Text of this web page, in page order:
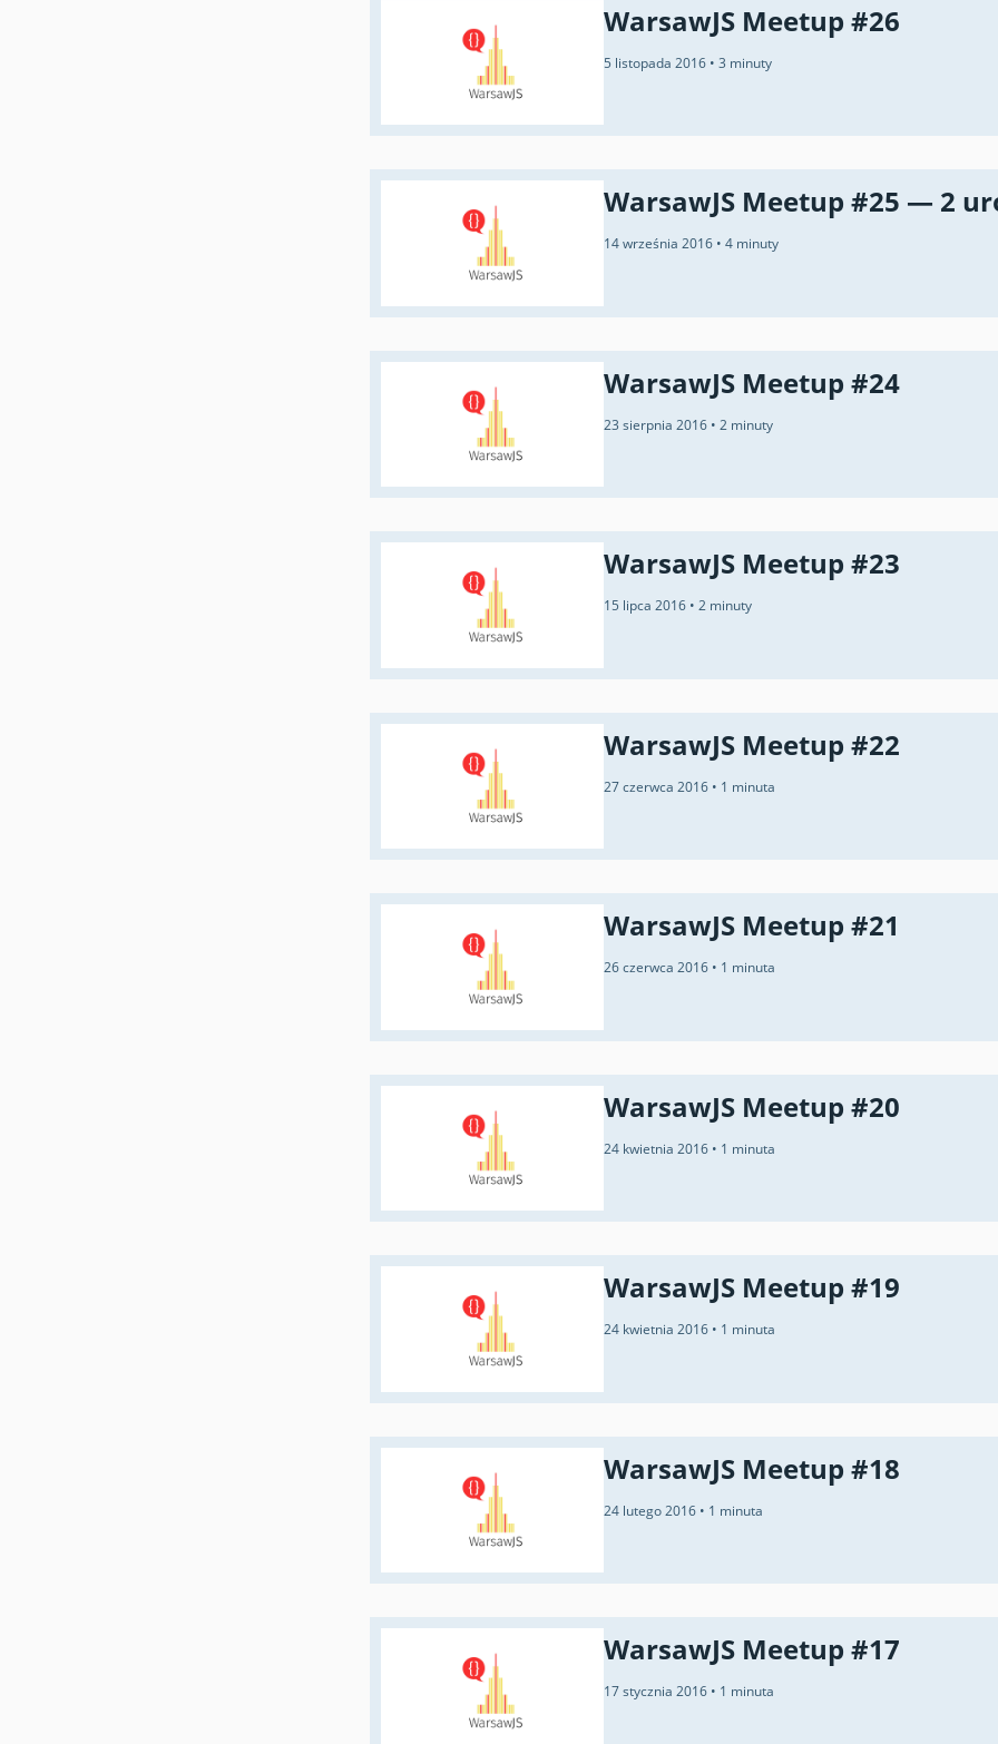
WarsawJS Meetup #26
5 listopada 2016 • 3 minuty
WarsawJS Meetup #25 — 2
14 września 2016 • 4 minuty
WarsawJS Meetup #24
23 sierpnia 2016 • 2 minuty
WarsawJS Meetup #23
15 lipca 2016 • 2 minuty
WarsawJS Meetup #22
27 czerwca 2016 • 1 minuta
WarsawJS Meetup #21
26 czerwca 2016 • 1 minuta
WarsawJS Meetup #20
24 kwietnia 2016 • 1 minuta
WarsawJS Meetup #19
24 kwietnia 2016 • 1 minuta
WarsawJS Meetup #18
24 lutego 2016 • 1 minuta
WarsawJS Meetup #17
17 stycznia 2016 • 1 minuta